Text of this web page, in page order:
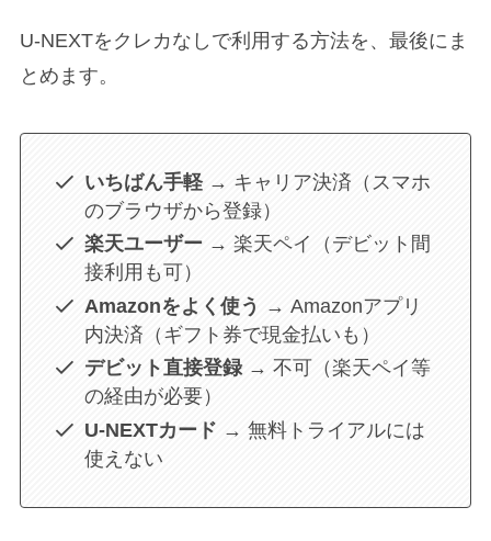
U-NEXTをクレカなしで利用する方法を、最後にま
とめます。
いちばん手軽 → キャリア決済（スマホ
のブラウザから登録）
楽天ユーザー → 楽天ペイ（デビット間
接利用も可）
Amazonをよく使う → Amazonアプリ
内決済（ギフト券で現金払いも）
デビット直接登録→ 不可（楽天ペイ等
の経由が必要）
U-NEXTカード → 無料トライアルには
使えない